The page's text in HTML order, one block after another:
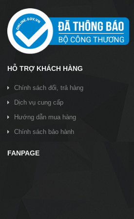
HỖ TRỢ KHÁCH HÀNG
Chính sách đổi, trả hàng
Dịch vụ cung cấp
Hướng dẫn mua hàng
Chính sách bảo hành
FANPAGE